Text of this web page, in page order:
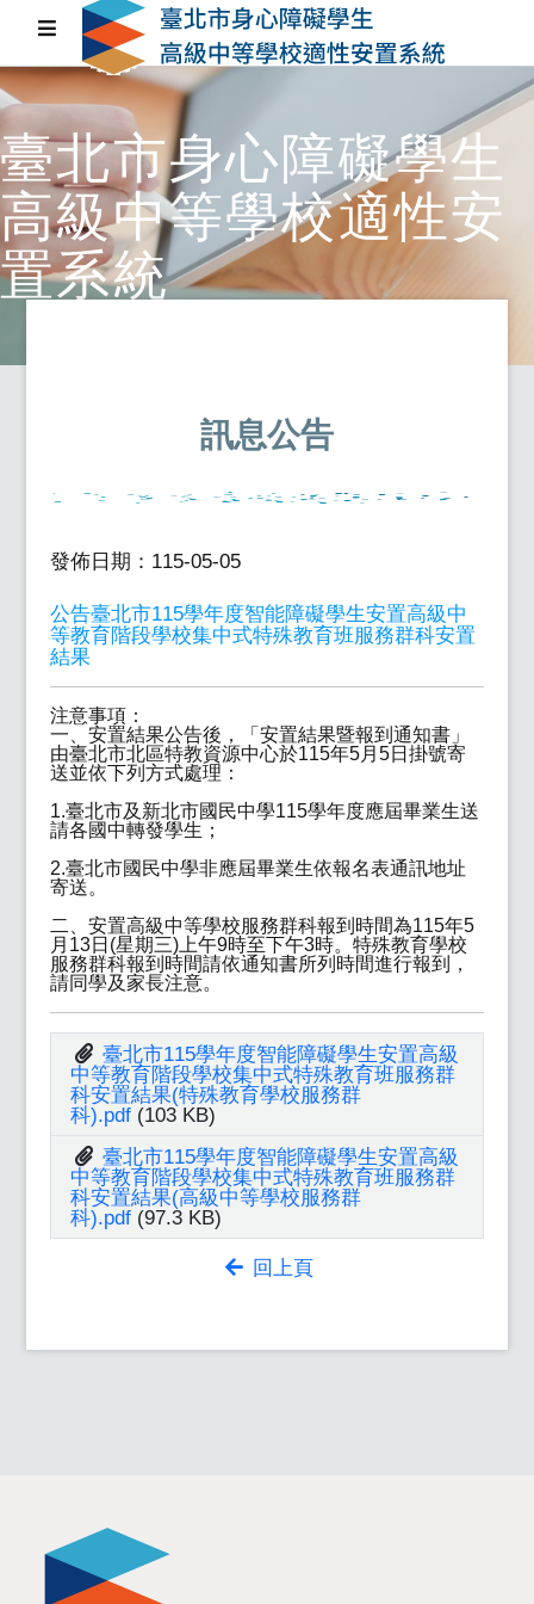
臺北市身心障礙學生
高級中等學校適性安
置系統
訊息公告
發佈日期：115-05-05
公告臺北市115學年度智能障礙學生安置高級中
等教育階段學校集中式特殊教育班服務群科安置
結果
注意事項：
一、安置結果公告後，「安置結果暨報到通知書」
由臺北市北區特教資源中心於115年5月5日掛號寄
送並依下列方式處理：
1.臺北市及新北市國民中學115學年度應屆畢業生送
請各國中轉發學生；
2.臺北市國民中學非應屆畢業生依報名表通訊地址
寄送。
二、安置高級中等學校服務群科報到時間為115年5
月13日(星期三)上午9時至下午3時。特殊教育學校
服務群科報到時間請依通知書所列時間進行報到，
請同學及家長注意。
臺北市115學年度智能障礙學生安置高級
中等教育階段學校集中式特殊教育班服務群
科安置結果(特殊教育學校服務群
科).pdf (103 KB)
臺北市115學年度智能障礙學生安置高級
中等教育階段學校集中式特殊教育班服務群
科安置結果(高級中等學校服務群
科).pdf (97.3 KB)
回上頁